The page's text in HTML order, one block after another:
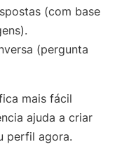
(com base
(pergunta
mais fácil
ajuda a criar
perfil agora.